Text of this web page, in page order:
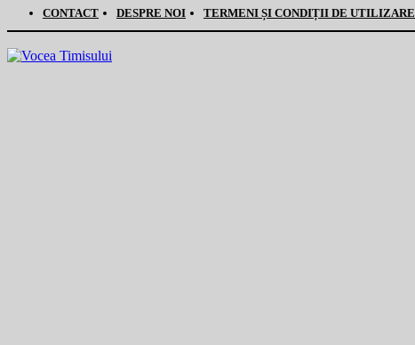
CONTACT DESPRE NOI TERMENI ȘI CONDIȚII DE UTILIZARE